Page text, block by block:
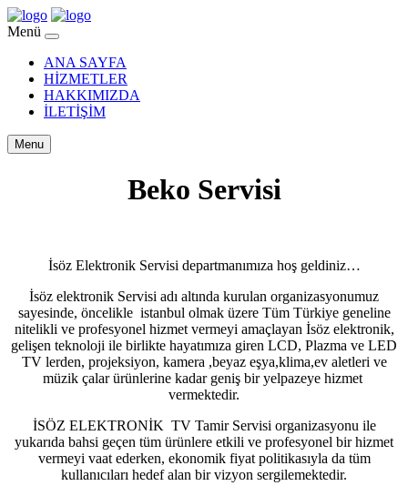
Menü
ANA SAYFA
HİZMETLER
HAKKIMIZDA
İLETİŞİM
Menu
Beko Servisi
İsöz Elektronik Servisi departmanımıza hoş geldiniz…
İsöz elektronik Servisi adı altında kurulan organizasyonumuz
sayesinde, öncelikle istanbul olmak üzere Tüm Türkiye geneline
nitelikli ve profesyonel hizmet vermeyi amaçlayan İsöz elektronik,
gelişen teknoloji ile birlikte hayatımıza giren LCD, Plazma ve LED
TV lerden, projeksiyon, kamera ,beyaz eşya,klima,ev aletleri ve
müzik çalar ürünlerine kadar geniş bir yelpazeye hizmet
vermektedir.
İSÖZ ELEKTRONİK TV Tamir Servisi organizasyonu ile
yukarıda bahsi geçen tüm ürünlere etkili ve profesyonel bir hizmet
vermeyi vaat ederken, ekonomik fiyat politikasıyla da tüm
kullanıcıları hedef alan bir vizyon sergilemektedir.